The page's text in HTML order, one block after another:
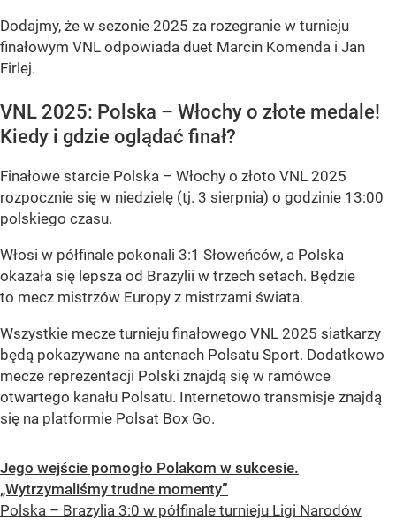
Dodajmy, że w sezonie 2025 za rozegranie w turnieju
finałowym VNL odpowiada duet Marcin Komenda i Jan
Firlej.
VNL 2025: Polska – Włochy o złote medale!
Kiedy i gdzie oglądać finał?
Finałowe starcie Polska – Włochy o złoto VNL 2025
rozpocznie się w niedzielę (tj. 3 sierpnia) o godzinie 13:00
polskiego czasu.
Włosi w półfinale pokonali 3:1 Słoweńców, a Polska
okazała się lepsza od Brazylii w trzech setach. Będzie
to mecz mistrzów Europy z mistrzami świata.
Wszystkie mecze turnieju finałowego VNL 2025 siatkarzy
będą pokazywane na antenach Polsatu Sport. Dodatkowo
mecze reprezentacji Polski znajdą się w ramówce
otwartego kanału Polsatu. Internetowo transmisje znajdą
się na platformie Polsat Box Go.
Jego wejście pomogło Polakom w sukcesie.
„Wytrzymaliśmy trudne momenty”
Polska – Brazylia 3:0 w półfinale turnieju Ligi Narodów